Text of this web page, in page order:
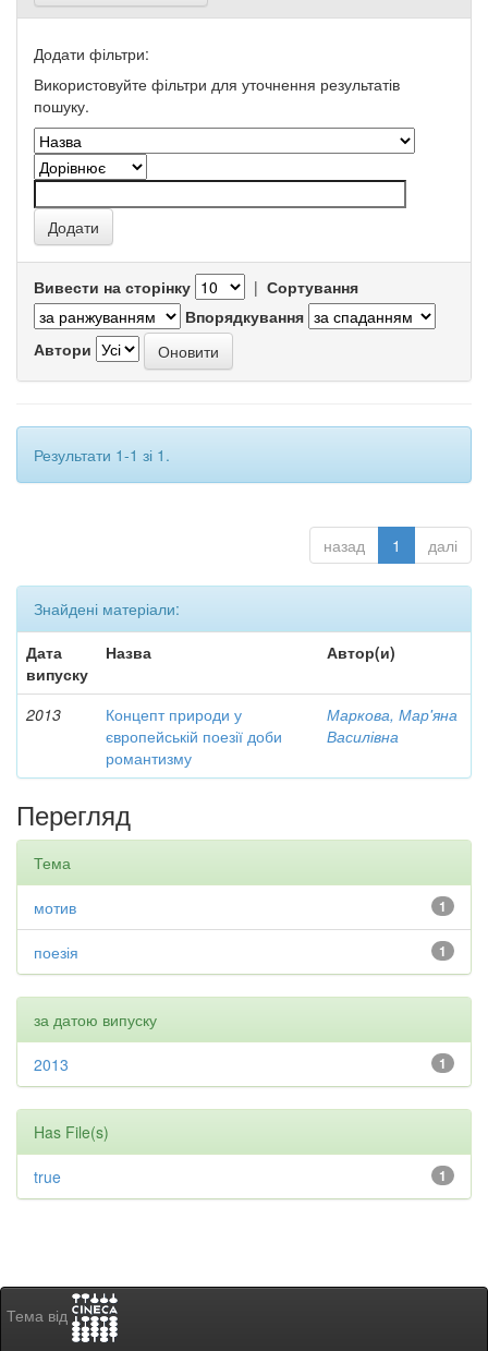
Додати фільтри:
Використовуйте фільтри для уточнення результатів
пошуку.
Вивести на сторінку | Сортування
Впорядкування
Автори
Результати 1-1 зі 1.
назад 1 далі
Знайдені матеріали:
Дата
випуску
Назва Автор(и)
2013
Концепт природи у
європейській поезії доби
романтизму
Маркова, Мар'яна
Василівна
Перегляд
Тема
1
мотив
1
поезія
за датою випуску
1
2013
Has File(s)
1
true
Тема від